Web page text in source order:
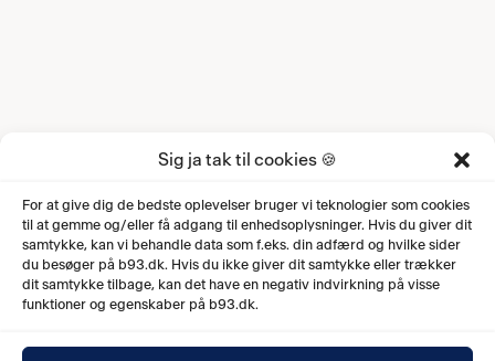
Sig ja tak til cookies 🍪
For at give dig de bedste oplevelser bruger vi teknologier som cookies
til at gemme og/eller få adgang til enhedsoplysninger. Hvis du giver dit
samtykke, kan vi behandle data som f.eks. din adfærd og hvilke sider
du besøger på b93.dk. Hvis du ikke giver dit samtykke eller trækker
dit samtykke tilbage, kan det have en negativ indvirkning på visse
funktioner og egenskaber på b93.dk.